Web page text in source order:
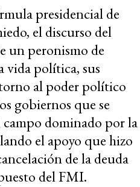
presidencial de
el discurso del
un peronismo de
vida política, sus
al poder político
gobiernos que se
campo dominado por la
el apoyo que hizo
de la deuda
del FMI.